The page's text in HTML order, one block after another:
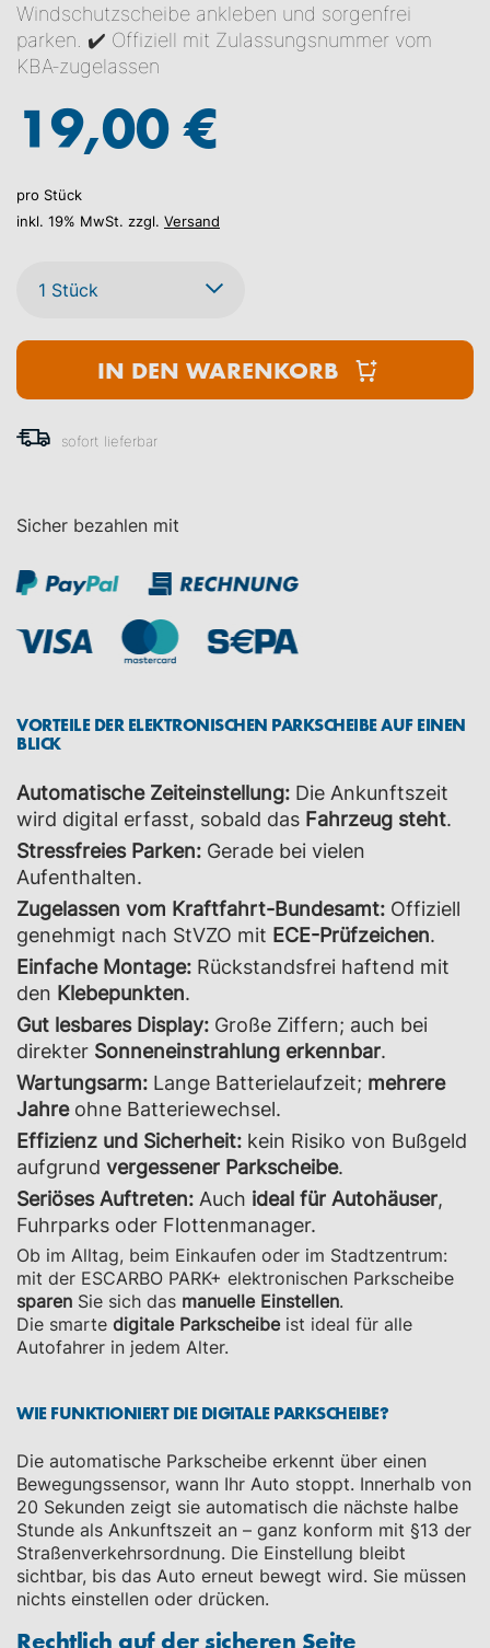
Windschutzscheibe ankleben und sorgenfrei
parken. ✔️ Offiziell mit Zulassungsnummer vom
KBA‑zugelassen
19,00 €
pro Stück
inkl. 19% MwSt. zzgl. Versand
IN DEN WARENKORB
sofort lieferbar
Sicher bezahlen mit
VORTEILE DER ELEKTRONISCHEN PARKSCHEIBE AUF EINEN
BLICK
Automatische Zeiteinstellung: Die Ankunftszeit
wird digital erfasst, sobald das Fahrzeug steht.
Stressfreies Parken: Gerade bei vielen
Aufenthalten.
Zugelassen vom Kraftfahrt-Bundesamt: Offiziell
genehmigt nach StVZO mit ECE-Prüfzeichen.
Einfache Montage: Rückstandsfrei haftend mit
den Klebepunkten.
Gut lesbares Display: Große Ziffern; auch bei
direkter Sonneneinstrahlung erkennbar.
Wartungsarm: Lange Batterielaufzeit; mehrere
Jahreohne Batteriewechsel.
Effizienz und Sicherheit: kein Risiko von Bußgeld
aufgrund vergessener Parkscheibe.
Seriöses Auftreten: Auch ideal für Autohäuser,
Fuhrparks oder Flottenmanager.
Ob im Alltag, beim Einkaufen oder im Stadtzentrum:
mit der ESCARBO PARK+ elektronischen Parkscheibe
sparen Sie sich das manuelle Einstellen.
Die smarte digitale Parkscheibeist ideal für alle
Autofahrer in jedem Alter.
WIE FUNKTIONIERT DIE DIGITALE PARKSCHEIBE?
Die automatische Parkscheibe erkennt über einen
Bewegungssensor, wann Ihr Auto stoppt. Innerhalb von
20 Sekunden zeigt sie automatisch die nächste halbe
Stunde als Ankunftszeit an – ganz konform mit §13 der
Straßenverkehrsordnung. Die Einstellung bleibt
sichtbar, bis das Auto erneut bewegt wird. Sie müssen
nichts einstellen oder drücken.
Rechtlich auf der sicheren Seite